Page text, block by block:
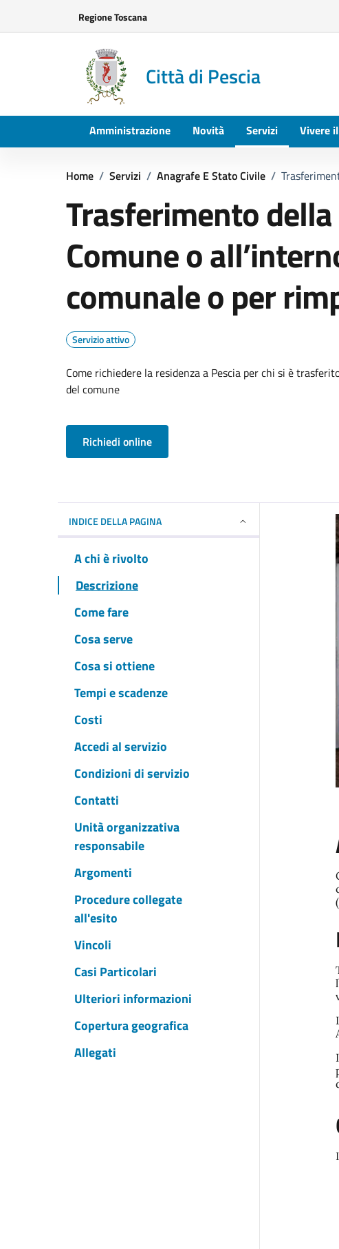
Regione Toscana
Città di Pescia
Amministrazione Novità Servizi Vivere
Home / Servizi / Anagrafe E Stato Civile /
Trasferimento
Comune o
comunale o per
Servizio attivo
Come richiedere la residenza a Pescia per chi si è
del comune
Richiedi online
INDICE DELLA PAGINA
A chi è rivolto
Descrizione
Come fare
Cosa serve
Cosa si ottiene
Tempi e scadenze
Costi
Accedi al servizio
Condizioni di servizio
Contatti
Unità organizzativa
responsabile
Argomenti
Procedure collegate
all'esito
Vincoli
Casi Particolari
Ulteriori informazioni
Copertura geografica
Allegati